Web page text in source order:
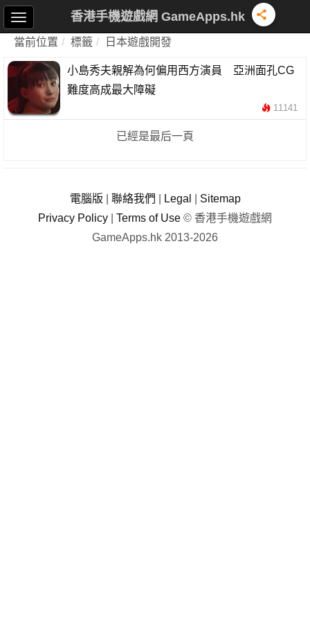
香港手機遊戲網 GameApps.hk
當前位置 標籤 日本遊戲開發
小島秀夫親解為何偏用西方演員 亞洲面孔CG
難度高成最大障礙
11141
已經是最后一頁
電腦版 聯絡我們 Legal
Sitemap
Privacy Policy
Terms of Use © 香港手機遊戲網
GameApps.hk 2013-2026